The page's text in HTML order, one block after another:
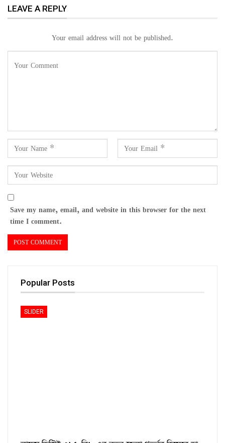
LEAVE A REPLY
Your email address will not be published.
Save my name, email, and website in this browser for the next
time I comment.
Popular Posts
SLIDER